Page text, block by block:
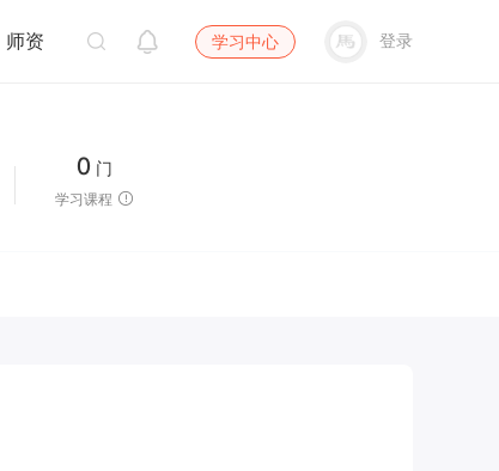
师资 学习中心 登录
0 门
学习课程